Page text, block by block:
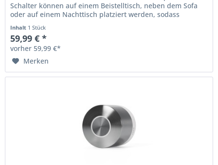
Schalter können auf einem Beistelltisch, neben dem Sofa
oder auf einem Nachttisch platziert werden, sodass
Inhalt 1 Stück
59,99 € *
vorher 59,99 €*
Merken